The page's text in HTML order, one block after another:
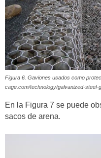
Figura 6. Gaviones usados como
cage.com/technology/galvanized-steel-
En la Figura 7 se puede
sacos de arena.